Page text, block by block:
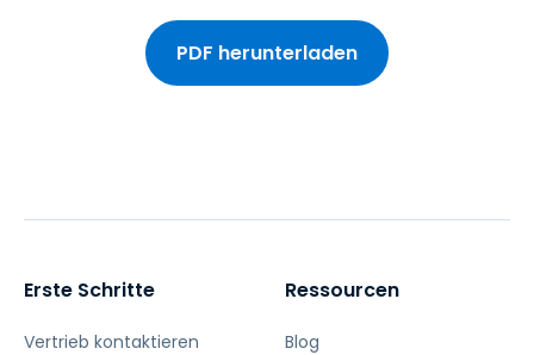
PDF herunterladen
Erste Schritte
Vertrieb kontaktieren
Ressourcen
Blog